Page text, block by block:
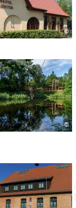
©
©